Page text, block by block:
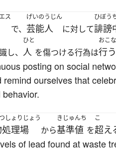
ス
で、
げいのうじん
芸能人 に対して
ひぼう
誹謗
し、
ひと
人 を傷つける行為は
おこな
行う
posting on social
remind ourselves that
しょりじょう
理場 から
きじゅんち
基準値 を
こ
超え
of lead found at waste